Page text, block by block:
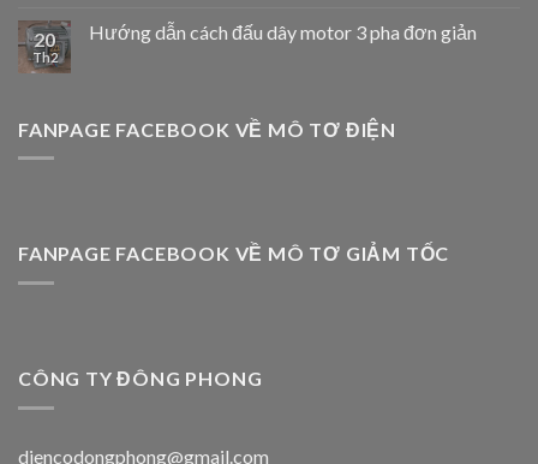
20
Th2
Hướng dẫn cách đấu dây motor 3 pha đơn giản
FANPAGE FACEBOOK VỀ MÔ TƠ ĐIỆN
FANPAGE FACEBOOK VỀ MÔ TƠ GIẢM TỐC
CÔNG TY ĐÔNG PHONG
diencodongphong@gmail.com